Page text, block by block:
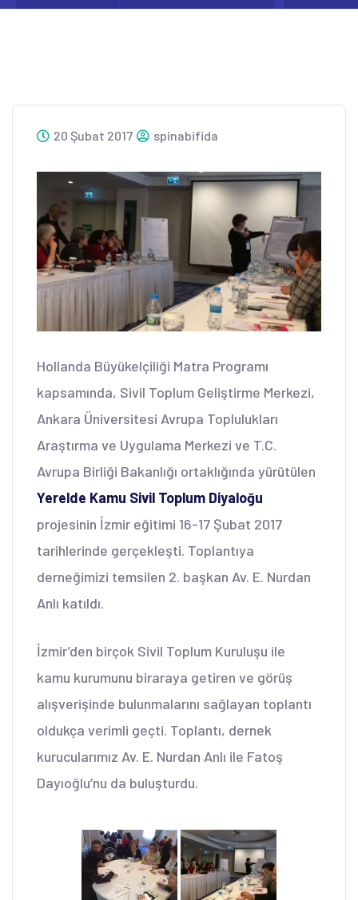
20 Şubat 2017 spinabifida
Hollanda Büyükelçiliği Matra Programı
kapsamında, Sivil Toplum Geliştirme Merkezi,
Ankara Üniversitesi Avrupa Toplulukları
Araştırma ve Uygulama Merkezi ve T.C.
Avrupa Birliği Bakanlığı ortaklığında yürütülen
Yerelde Kamu Sivil Toplum Diyaloğu
projesinin İzmir eğitimi 16-17 Şubat 2017
tarihlerinde gerçekleşti. Toplantıya
derneğimizi temsilen 2. başkan Av. E. Nurdan
Anlı katıldı.
İzmir’den birçok Sivil Toplum Kuruluşu ile
kamu kurumunu biraraya getiren ve görüş
alışverişinde bulunmalarını sağlayan toplantı
oldukça verimli geçti. Toplantı, dernek
kurucularımız Av. E. Nurdan Anlı ile Fatoş
Dayıoğlu’nu da buluşturdu.